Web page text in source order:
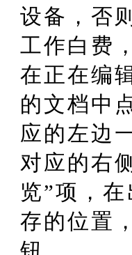
设备，否
工作白费
在正在编
的文档中
应的左边
对应的右
览”项，
存的位置